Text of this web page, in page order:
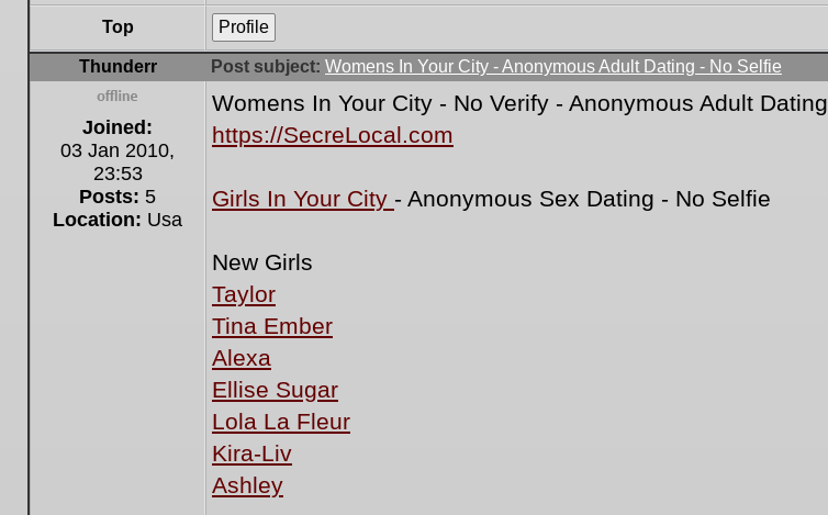
Top Profile
Thunderr Post subject: Womens In Your City - Anonymous Adult Dating - No Selfie
Offline
Joined:
03 Jan 2010,
23:53
Posts: 5
Location: Usa
Womens In Your City - No Verify - Anonymous Adult Dating
https://SecreLocal.com
Girls In Your City - Anonymous Sex Dating - No Selfie
New Girls
Taylor
Tina Ember
Alexa
Ellise Sugar
Lola La Fleur
Kira-Liv
Ashley